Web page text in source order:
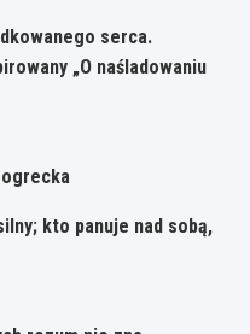
serca.
„O naśladowaniu
kto panuje nad sobą,